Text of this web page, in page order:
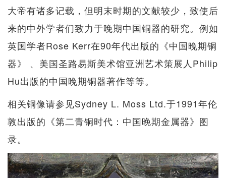
大帝有诸多记载，但明末时期的文献较少，致使后
来的中外学者们致力于晚期中国铜器的研究。例如
英国学者Rose Kerr在90年代出版的《中国晚期铜
器》 、美国圣路易斯美术馆亚洲艺术策展人Philip
Hu出版的中国晚期铜器著作等等。
相关铜像请参见Sydney L. Moss Ltd.于1991年伦
敦出版的《第二青铜时代：中国晚期金属器》图
录。